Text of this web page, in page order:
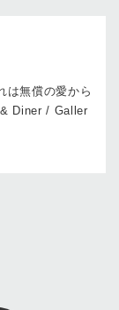
無償の愛から
Diner / Galler